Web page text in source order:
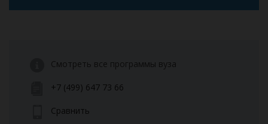
Смотреть все программы вуза
+7 (499) 647 73 66
Сравнить